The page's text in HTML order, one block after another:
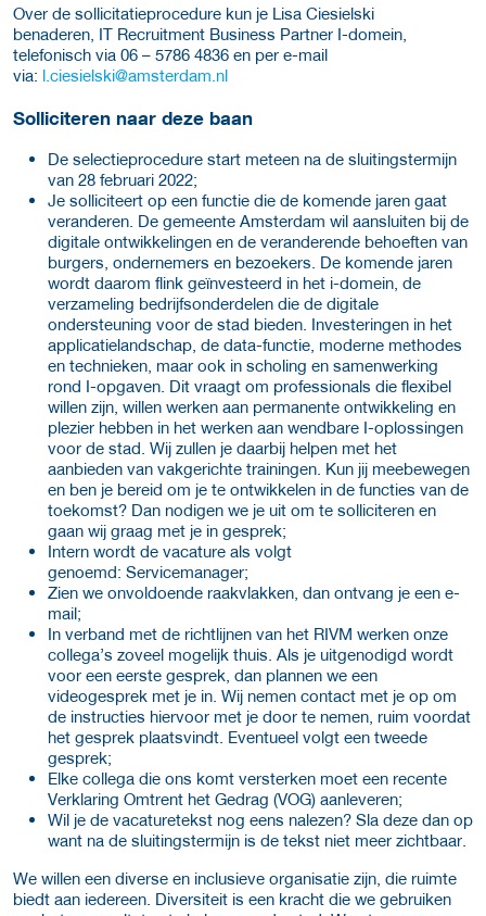
Over de sollicitatieprocedure kun je Lisa Ciesielski
benaderen, IT Recruitment Business Partner I-domein,
telefonisch via 06 – 5786 4836 en per e-mail
via: l.ciesielski@amsterdam.nl
Solliciteren naar deze baan
De selectieprocedure start meteen na de sluitingstermijn
van 28 februari 2022;
Je solliciteert op een functie die de komende jaren gaat
veranderen. De gemeente Amsterdam wil aansluiten bij de
digitale ontwikkelingen en de veranderende behoeften van
burgers, ondernemers en bezoekers. De komende jaren
wordt daarom flink geïnvesteerd in het i-domein, de
verzameling bedrijfsonderdelen die de digitale
ondersteuning voor de stad bieden. Investeringen in het
applicatielandschap, de data-functie, moderne methodes
en technieken, maar ook in scholing en samenwerking
rond I-opgaven. Dit vraagt om professionals die flexibel
willen zijn, willen werken aan permanente ontwikkeling en
plezier hebben in het werken aan wendbare I-oplossingen
voor de stad. Wij zullen je daarbij helpen met het
aanbieden van vakgerichte trainingen. Kun jij meebewegen
en ben je bereid om je te ontwikkelen in de functies van de
toekomst? Dan nodigen we je uit om te solliciteren en
gaan wij graag met je in gesprek;
Intern wordt de vacature als volgt
genoemd: Servicemanager;
Zien we onvoldoende raakvlakken, dan ontvang je een e-
mail;
In verband met de richtlijnen van het RIVM werken onze
collega’s zoveel mogelijk thuis. Als je uitgenodigd wordt
voor een eerste gesprek, dan plannen we een
videogesprek met je in. Wij nemen contact met je op om
de instructies hiervoor met je door te nemen, ruim voordat
het gesprek plaatsvindt. Eventueel volgt een tweede
gesprek;
Elke collega die ons komt versterken moet een recente
Verklaring Omtrent het Gedrag (VOG) aanleveren;
Wil je de vacaturetekst nog eens nalezen? Sla deze dan op
want na de sluitingstermijn is de tekst niet meer zichtbaar.
We willen een diverse en inclusieve organisatie zijn, die ruimte
biedt aan iedereen. Diversiteit is een kracht die we gebruiken